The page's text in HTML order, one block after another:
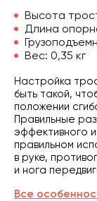
Высота
Длина
Вес: 0,35 кг
Настройка
быть такой,
положении
Правильные
эффективного
правильном
в руке,
и нога
Все